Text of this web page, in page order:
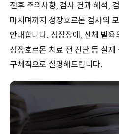
전후 주의사항, 검사 결과 해석,
마치며까지 성장호르몬 검사의
안내합니다. 성장장애, 신체 발육
성장호르몬 치료 전 진단 등 실제
구체적으로 설명해드립니다.